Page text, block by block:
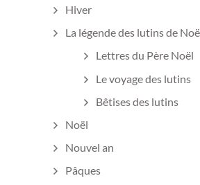
Hiver
La légende des lutins de
Lettres du Père Noël
Le voyage des lutins
Bêtises des lutins
Noël
Nouvel an
Pâques